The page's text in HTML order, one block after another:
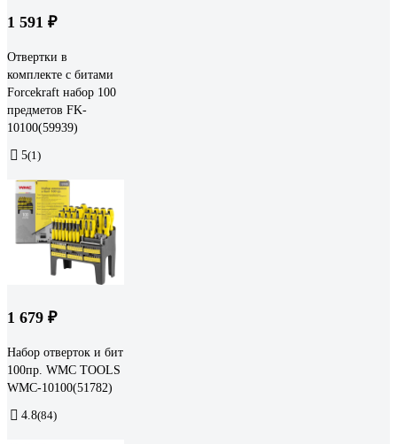
1 591 ₽
Отвертки в
комплекте с битами
Forcekraft набор 100
предметов FK-
10100(59939)
5(1)
1 679 ₽
Набор отверток и бит
100пр. WMC TOOLS
WMC-10100(51782)
4.8(84)